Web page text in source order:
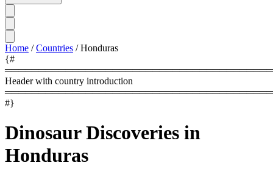
Home / Countries / Honduras
{#
Header with country introduction
#}
Dinosaur Discoveries in
Honduras